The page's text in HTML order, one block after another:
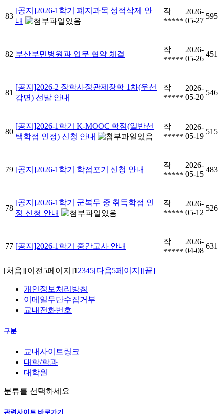
83
[공지]2026-1학기 폐지과목 성적삭제 안
내
작
*****
2026-
05-27
595
82 부산부민병원과 업무 협약 체결
작
*****
2026-
05-26
451
81
[공지]2026-2 장학사정관제장학 1차(우선
감면) 선발 안내
작
*****
2026-
05-20
546
80
[공지]2026-1학기 K-MOOC 학점(일반선
택학점 인정) 신청 안내
작
*****
2026-
05-19
515
79 [공지]2026-1학기 학점포기 신청 안내
작
*****
2026-
05-15
483
78
[공지]2026-1학기 군복무 중 취득학점 인
정 신청 안내
작
*****
2026-
05-12
526
77 [공지]2026-1학기 중간고사 안내
작
*****
2026-
04-08
631
[처음][이전5페이지]12345[다음5페이지][끝]
개인정보처리방침
이메일무단수집거부
교내전화번호
구분
교내사이트링크
대학/학과
대학원
분류를 선택하세요
관련사이트 바로가기